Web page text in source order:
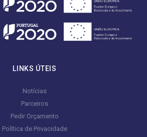
LINKS ÚTEIS
Notícias
Parceiros
Pedir Orçamento
Política de Privacidade